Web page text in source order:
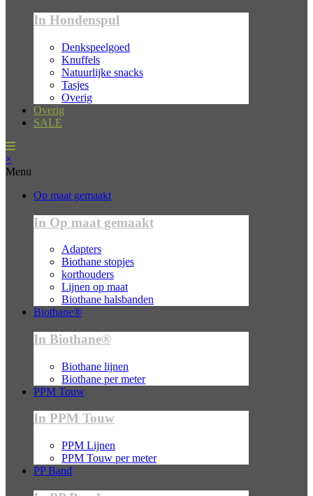
In Hondenspul
Denkspeelgoed
Knuffels
Natuurlijke snacks
Tasjes
Overig
Overig
SALE
×
Menu
Op maat gemaakt
In Op maat gemaakt
Adapters
Biothane stopjes
korthouders
Lijnen op maat
Biothane halsbanden
Biothane®
In Biothane®
Biothane lijnen
Biothane per meter
PPM Touw
In PPM Touw
PPM Lijnen
PPM Touw per meter
PP Band